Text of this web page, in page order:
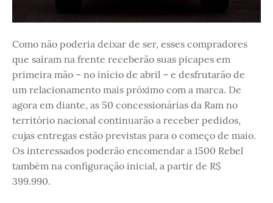
Como não poderia deixar de ser, esses compradores
que saíram na frente receberão suas picapes em
primeira mão – no início de abril – e desfrutarão de
um relacionamento mais próximo com a marca. De
agora em diante, as 50 concessionárias da Ram no
território nacional continuarão a receber pedidos,
cujas entregas estão previstas para o começo de maio.
Os interessados poderão encomendar a 1500 Rebel
também na configuração inicial, a partir de R$
399.990.